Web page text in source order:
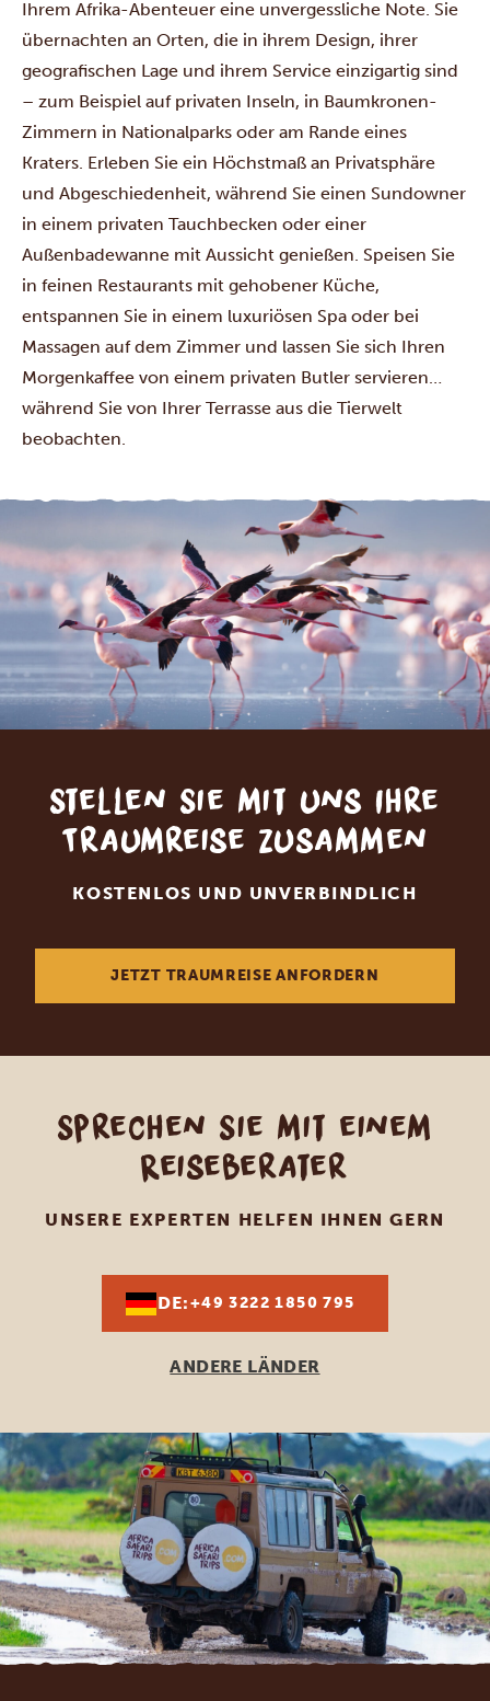
Ihrem Afrika-Abenteuer eine unvergessliche Note. Sie
übernachten an Orten, die in ihrem Design, ihrer
geografischen Lage und ihrem Service einzigartig sind
– zum Beispiel auf privaten Inseln, in Baumkronen-
Zimmern in Nationalparks oder am Rande eines
Kraters. Erleben Sie ein Höchstmaß an Privatsphäre
und Abgeschiedenheit, während Sie einen Sundowner
in einem privaten Tauchbecken oder einer
Außenbadewanne mit Aussicht genießen. Speisen Sie
in feinen Restaurants mit gehobener Küche,
entspannen Sie in einem luxuriösen Spa oder bei
Massagen auf dem Zimmer und lassen Sie sich Ihren
Morgenkaffee von einem privaten Butler servieren…
während Sie von Ihrer Terrasse aus die Tierwelt
beobachten.
Stellen Sie mit uns Ihre
Traumreise zusammen
KOSTENLOS UND UNVERBINDLICH
JETZT TRAUMREISE ANFORDERN
Sprechen Sie mit einem
Reiseberater
UNSERE EXPERTEN HELFEN IHNEN GERN
DE:+49 3222 1850 795
ANDERE LÄNDER
Footer